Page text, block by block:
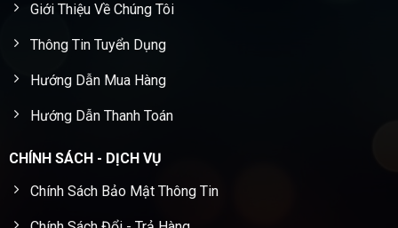
Giới Thiệu Về Chúng Tôi
Thông Tin Tuyển Dụng
Hướng Dẫn Mua Hàng
Hướng Dẫn Thanh Toán
CHÍNH SÁCH - DỊCH VỤ
Chính Sách Bảo Mật Thông Tin